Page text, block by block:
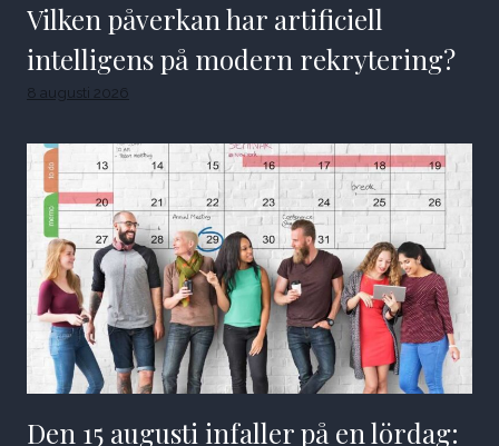
Vilken påverkan har artificiell
intelligens på modern rekrytering?
8 augusti 2026
Den 15 augusti infaller på en lördag: